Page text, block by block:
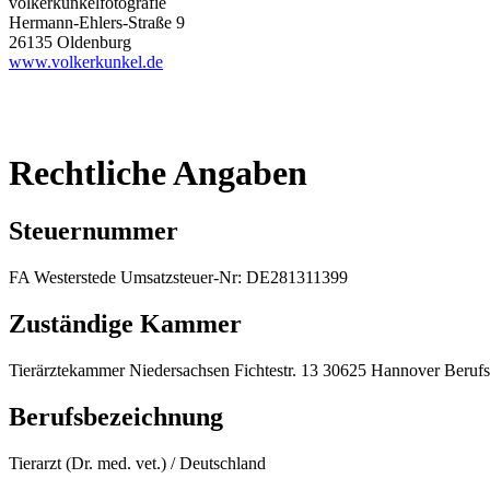
Hermann-Ehlers-Straße 9
26135 Oldenburg
www.volkerkunkel.de
Rechtliche Angaben
Steuernummer
FA Westerstede Umsatzsteuer-Nr: DE281311399
Zuständige Kammer
Tierärztekammer Niedersachsen Fichtestr. 13 30625 Hannover
Berufsbezeichnung
Tierarzt (Dr. med. vet.) / Deutschland